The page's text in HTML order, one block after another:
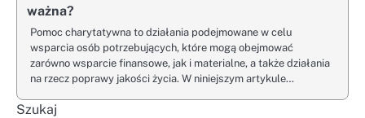
ważna?
Pomoc charytatywna to działania podejmowane w celu
wsparcia osób potrzebujących, które mogą obejmować
zarówno wsparcie finansowe, jak i materialne, a także działania
na rzecz poprawy jakości życia. W niniejszym artykule…
Szukaj